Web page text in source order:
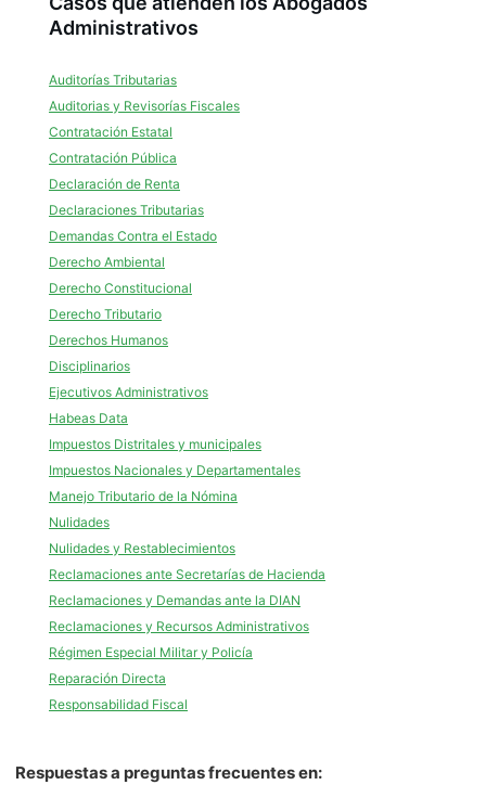
Administrativos
Auditorías Tributarias
Auditorias y Revisorías Fiscales
Contratación Estatal
Contratación Pública
Declaración de Renta
Declaraciones Tributarias
Demandas Contra el Estado
Derecho Ambiental
Derecho Constitucional
Derecho Tributario
Derechos Humanos
Disciplinarios
Ejecutivos Administrativos
Habeas Data
Impuestos Distritales y municipales
Impuestos Nacionales y Departamentales
Manejo Tributario de la Nómina
Nulidades
Nulidades y Restablecimientos
Reclamaciones ante Secretarías de Hacienda
Reclamaciones y Demandas ante la DIAN
Reclamaciones y Recursos Administrativos
Régimen Especial Militar y Policía
Reparación Directa
Responsabilidad Fiscal
Respuestas a preguntas frecuentes en: